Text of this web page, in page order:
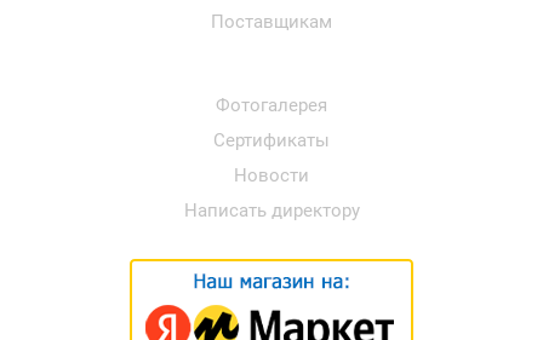
Поставщикам
Фотогалерея
Сертификаты
Новости
Написать директору